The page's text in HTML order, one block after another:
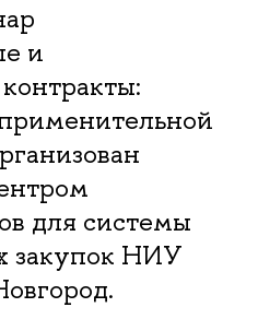
и
для системы
закупок НИУ